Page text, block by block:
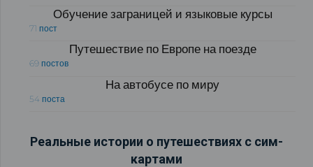
Обучение заграницей и языковые курсы
71 пост
Путешествие по Европе на поезде
69 постов
На автобусе по миру
54 поста
Реальные истории о путешествиях с сим-
картами